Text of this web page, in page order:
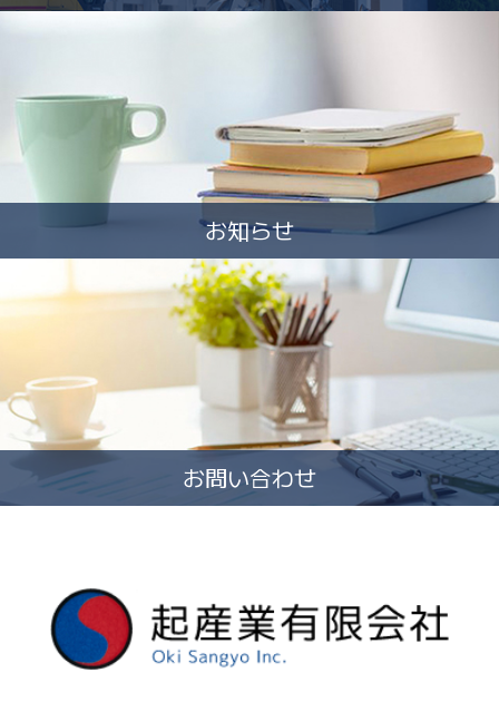
お知らせ
お問い合わせ